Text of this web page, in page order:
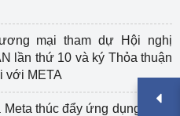
mại tham dự Hội nghị
lần thứ 10 và ký Thỏa thuận
với META
thúc đẩy ứng dụng AI hỗ